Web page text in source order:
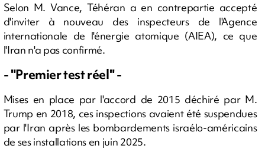
Selon M. Vance, Téhéran a en contrepartie accepté
d'inviter à nouveau des inspecteurs de l'Agence
internationale de l'énergie atomique (AIEA), ce que
l'Iran n'a pas confirmé.
- "Premier test réel" -
Mises en place par l'accord de 2015 déchiré par M.
Trump en 2018, ces inspections avaient été suspendues
par l'Iran après les bombardements israélo-américains
de ses installations en juin 2025.